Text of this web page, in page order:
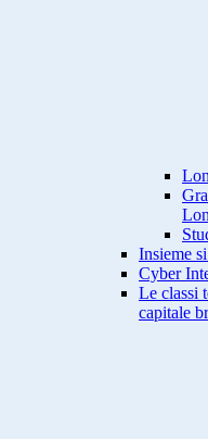
Insieme
Cyber
Le classi
capitale